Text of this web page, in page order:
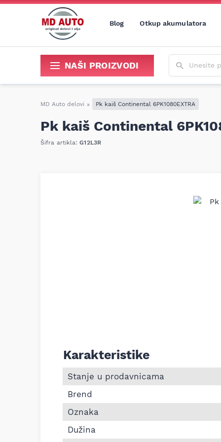
Blog Otkup akumulatora
NAŠI PROIZVODI
MD Auto delovi » Pk kaiš Continental 6PK1080EXTRA
Pk kaiš Continental
Šifra artikla:G12L3R
Informacije o Pk kaiš Continental
Karakteristike
Stanje u prodavnicama
Brend
Oznaka
Dužina